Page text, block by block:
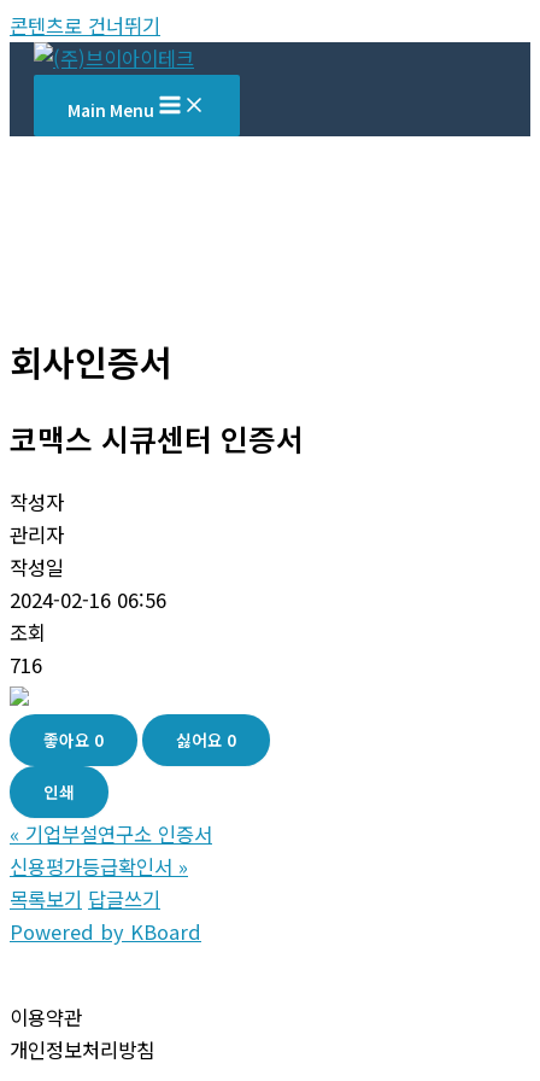
콘텐츠로 건너뛰기
Main Menu
회사인증서
코맥스 시큐센터 인증서
작성자
관리자
작성일
2024-02-16 06:56
조회
716
좋아요 0 싫어요 0
인쇄
« 기업부설연구소 인증서
신용평가등급확인서 »
목록보기 답글쓰기
Powered by KBoard
이용약관
개인정보처리방침